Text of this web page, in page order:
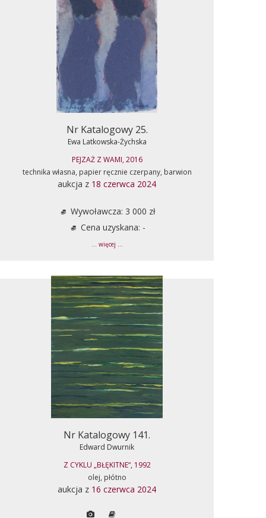
Nr Katalogowy 25.
Ewa Latkowska-Żychska
PEJZAŻ Z WAMI, 2016
technika własna, papier ręcznie czerpany, barwion
aukcja z 18 czerwca 2024
Wywoławcza: 3 000 zł
Cena uzyskana: -
... więcej ...
Nr Katalogowy 141.
Edward Dwurnik
Z CYKLU „BŁĘKITNE“, 1992
olej, płótno
aukcja z 16 czerwca 2024